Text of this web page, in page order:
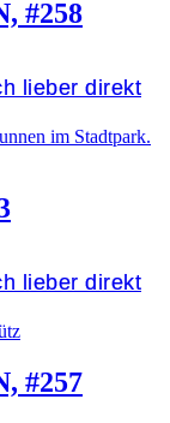
#258
lieber direkt
lieber direkt
#257